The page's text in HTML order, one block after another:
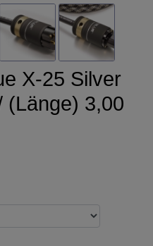
X-25 Silver
(Länge) 3,00